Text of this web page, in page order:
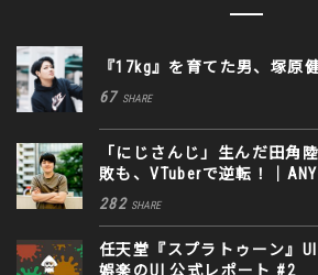
『17kg』を育てた男、塚原
67 SHARE
「にじさんじ」生んだ田角
敗も、VTuberで逆転！｜
282 SHARE
任天堂『スプラトゥーン』
娯楽のUI 公式レポート #2